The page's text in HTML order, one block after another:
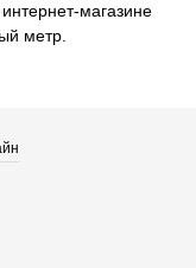
магазине
метр.